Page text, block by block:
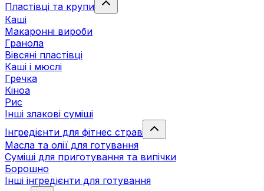
Пластівці та крупи
Каші
Макаронні вироби
Гранола
Вівсяні пластівці
Каші і мюслі
Гречка
Кіноа
Рис
Інші злакові суміші
Інгредієнти для фітнес страв
Масла та олії для готування
Суміші для приготування та випічки
Борошно
Інші інгредієнти для готування